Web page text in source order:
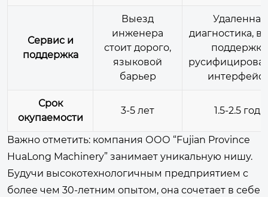
Сервис и
поддержка
Выезд
инженера
стоит дорого,
языковой
барьер
Удаленная
диагностика,
поддержка,
Срок
окупаемости
3-5 лет 1.5-2.5 года
Важно отметить: компания ООО “Fujian Province
HuaLong Machinery” занимает уникальную нишу.
Будучи высокотехнологичным предприятием с
более чем 30-летним опытом, она сочетает в себе